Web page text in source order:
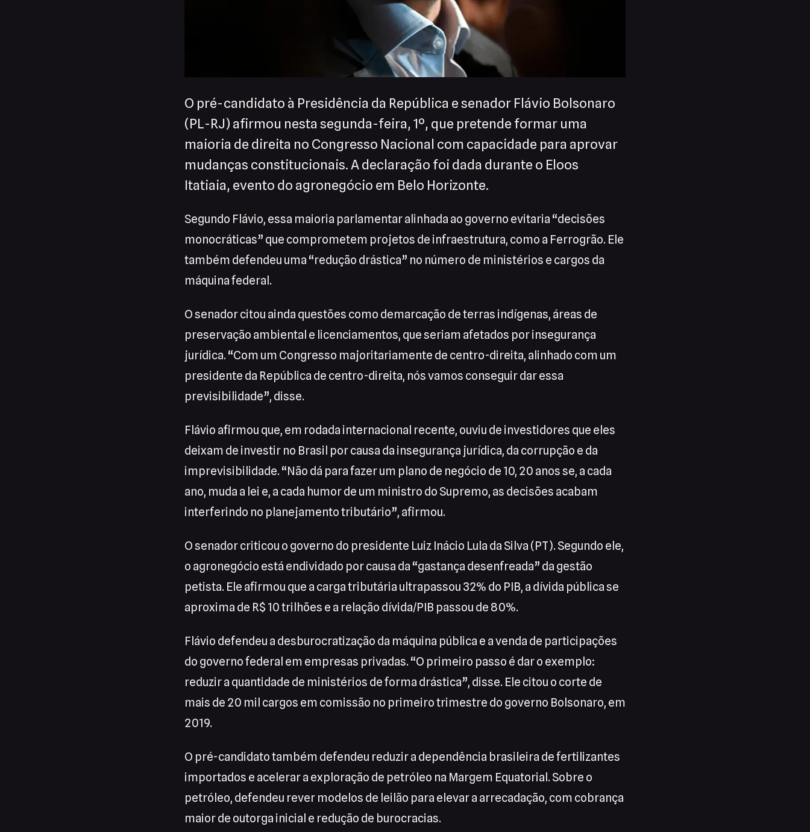
O pré-candidato à Presidência da República e senador Flávio Bolsonaro
(PL-RJ) afirmou nesta segunda-feira, 1º, que pretende formar uma
maioria de direita no Congresso Nacional com capacidade para aprovar
mudanças constitucionais. A declaração foi dada durante o Eloos
Itatiaia, evento do agronegócio em Belo Horizonte.
Segundo Flávio, essa maioria parlamentar alinhada ao governo evitaria “decisões
monocráticas” que comprometem projetos de infraestrutura, como a Ferrogrão. Ele
também defendeu uma “redução drástica” no número de ministérios e cargos da
máquina federal.
O senador citou ainda questões como demarcação de terras indígenas, áreas de
preservação ambiental e licenciamentos, que seriam afetados por insegurança
jurídica. “Com um Congresso majoritariamente de centro-direita, alinhado com um
presidente da República de centro-direita, nós vamos conseguir dar essa
previsibilidade”, disse.
Flávio afirmou que, em rodada internacional recente, ouviu de investidores que eles
deixam de investir no Brasil por causa da insegurança jurídica, da corrupção e da
imprevisibilidade. “Não dá para fazer um plano de negócio de 10, 20 anos se, a cada
ano, muda a lei e, a cada humor de um ministro do Supremo, as decisões acabam
interferindo no planejamento tributário”, afirmou.
O senador criticou o governo do presidente Luiz Inácio Lula da Silva (PT). Segundo ele,
o agronegócio está endividado por causa da “gastança desenfreada” da gestão
petista. Ele afirmou que a carga tributária ultrapassou 32% do PIB, a dívida pública se
aproxima de R$ 10 trilhões e a relação dívida/PIB passou de 80%.
Flávio defendeu a desburocratização da máquina pública e a venda de participações
do governo federal em empresas privadas. “O primeiro passo é dar o exemplo:
reduzir a quantidade de ministérios de forma drástica”, disse. Ele citou o corte de
mais de 20 mil cargos em comissão no primeiro trimestre do governo Bolsonaro, em
2019.
O pré-candidato também defendeu reduzir a dependência brasileira de fertilizantes
importados e acelerar a exploração de petróleo na Margem Equatorial. Sobre o
petróleo, defendeu rever modelos de leilão para elevar a arrecadação, com cobrança
maior de outorga inicial e redução de burocracias.